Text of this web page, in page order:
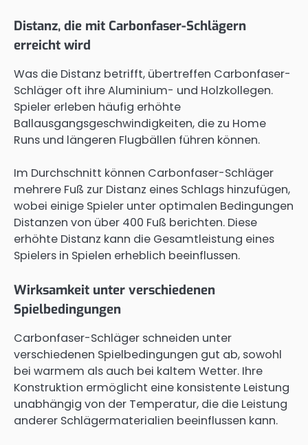
Distanz, die mit Carbonfaser-Schlägern
erreicht wird
Was die Distanz betrifft, übertreffen Carbonfaser-
Schläger oft ihre Aluminium- und Holzkollegen.
Spieler erleben häufig erhöhte
Ballausgangsgeschwindigkeiten, die zu Home
Runs und längeren Flugbällen führen können.
Im Durchschnitt können Carbonfaser-Schläger
mehrere Fuß zur Distanz eines Schlags hinzufügen,
wobei einige Spieler unter optimalen Bedingungen
Distanzen von über 400 Fuß berichten. Diese
erhöhte Distanz kann die Gesamtleistung eines
Spielers in Spielen erheblich beeinflussen.
Wirksamkeit unter verschiedenen
Spielbedingungen
Carbonfaser-Schläger schneiden unter
verschiedenen Spielbedingungen gut ab, sowohl
bei warmem als auch bei kaltem Wetter. Ihre
Konstruktion ermöglicht eine konsistente Leistung
unabhängig von der Temperatur, die die Leistung
anderer Schlägermaterialien beeinflussen kann.